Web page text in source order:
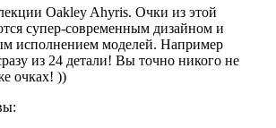
Oakley Ahyris. Очки из этой
супер-современным дизайном и
исполнением моделей. Например
из 24 детали! Вы точно никого не
очках! ))